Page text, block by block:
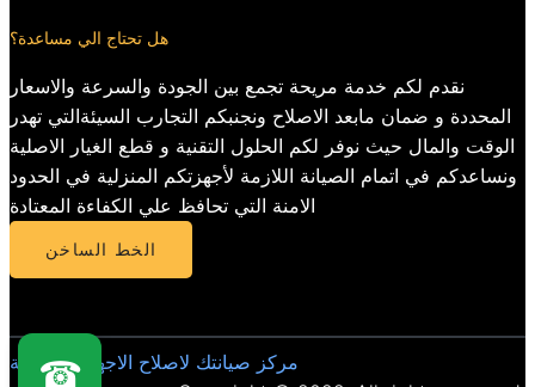
هل تحتاج الي مساعدة؟
نقدم لكم خدمة مريحة تجمع بين الجودة والسرعة والاسعار
المحددة و ضمان مابعد الاصلاح ونجنبكم التجارب السيئةالتي تهدر
الوقت والمال حيث نوفر لكم الحلول التقنية و قطع الغيار الاصلية
ونساعدكم في اتمام الصيانة اللازمة لأجهزتكم المنزلية في الحدود
الامنة التي تحافظ علي الكفاءة المعتادة
الخط الساخن
مركز صيانتك لاصلاح الاجهزة المنزلية
☎